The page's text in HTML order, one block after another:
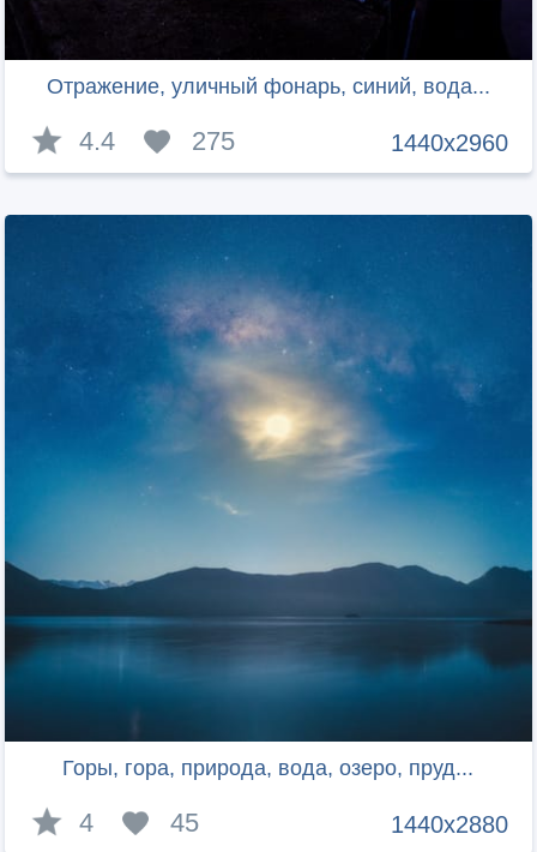
Отражение, уличный фонарь, синий, вода...
1440x2960
4.4 275
Горы, гора, природа, вода, озеро, пруд...
1440x2880
4 45